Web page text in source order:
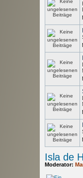
Isla de
Moderator: